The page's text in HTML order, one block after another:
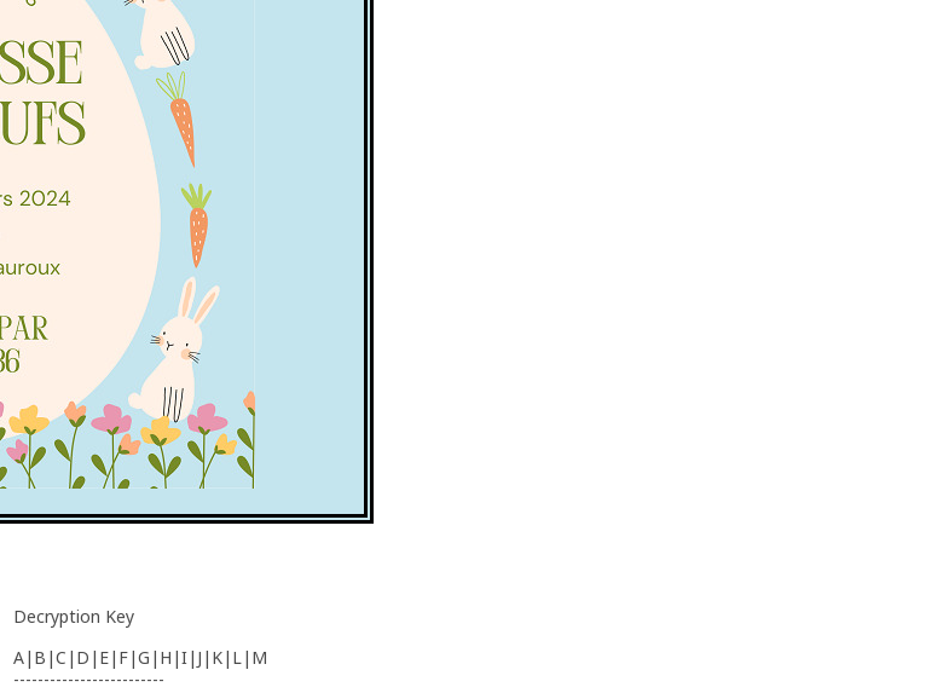
Decryption Key
A|B|C|D|E|F|G|H|I|J|K|L|M
-------------------------